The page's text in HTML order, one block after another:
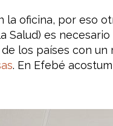
oficina, por eso
Salud) es
los países con
. En Efebé